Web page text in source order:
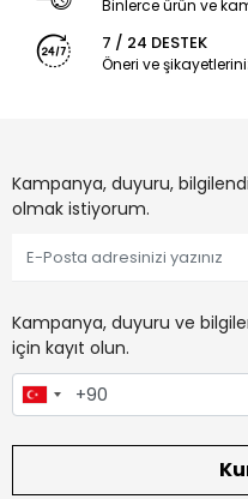
Binlerce ürün ve
7 / 24 DESTEK
Öneri ve
Kampanya, duyuru,
olmak istiyorum.
Kampanya, duyuru ve
için kayıt olun.